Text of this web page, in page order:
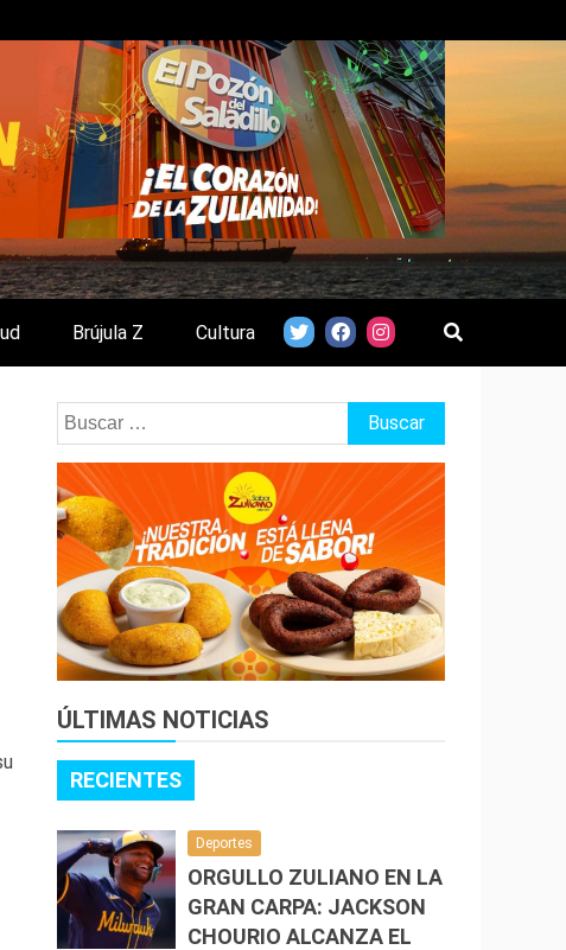
Brújula Z Cultura
Buscar:
ÚLTIMAS NOTICIAS
RECIENTES
Deportes
ORGULLO ZULIANO EN LA
GRAN CARPA: JACKSON
CHOURIO ALCANZA EL